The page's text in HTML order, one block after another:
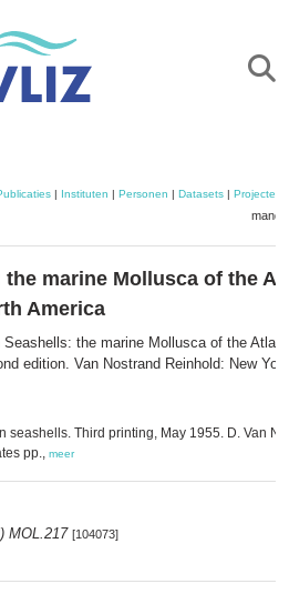
| Instituten | Personen | Datasets | Projecten
marine Mollusca of the
America
Seashells: the marine Mollusca of the
edition. Van Nostrand Reinhold: New
seashells. Third printing, May 1955. D. Van
pp., meer
MOL.217 [104073]